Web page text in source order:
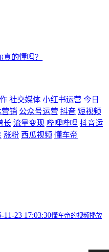
的懂吗？
社交媒体 小红书运营 今日
销 公众号运营 抖音 短视频
长 流量变现 哔哩哔哩 抖音运
涨粉 西瓜视频 懂车帝
11-23 17:03:30懂车帝的视频播放